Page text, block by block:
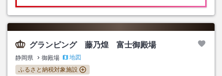
グランピング 藤乃煌 富士御殿場
静岡県 御殿場
地図
ふるさと納税対象施設